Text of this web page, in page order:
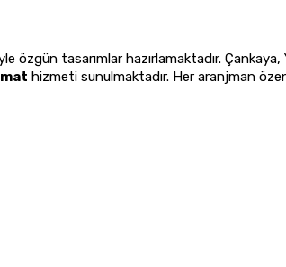
tasarımlar hazırlamaktadır.
hizmeti sunulmaktadır. Her aranjman